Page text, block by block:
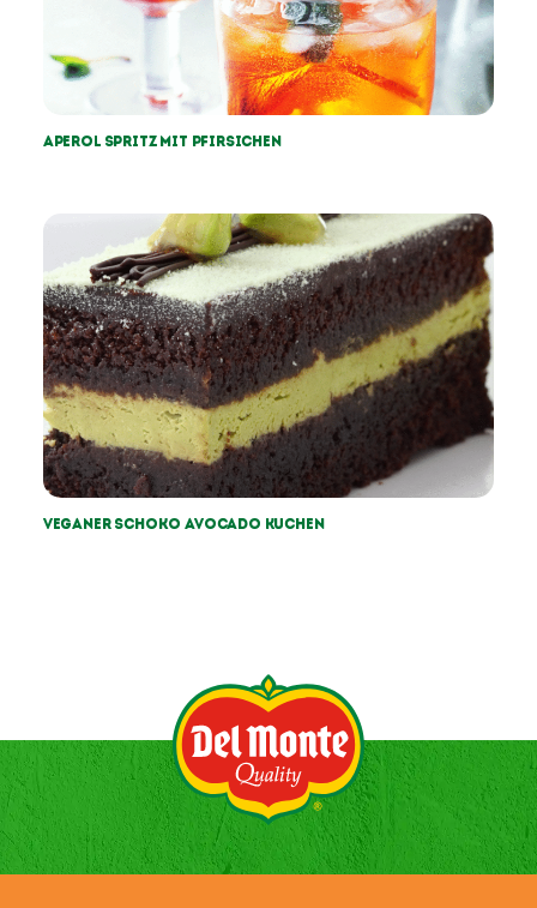
Aperol Spritz mit Pfirsichen
Veganer Schoko Avocado Kuchen